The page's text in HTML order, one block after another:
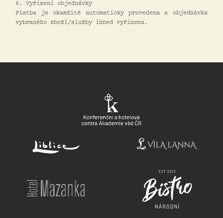
6. Vyřízení objednávky
Platba je okamžitě automaticky provedena a objednávka
vybraného zboží/služby ihned vyřízena.